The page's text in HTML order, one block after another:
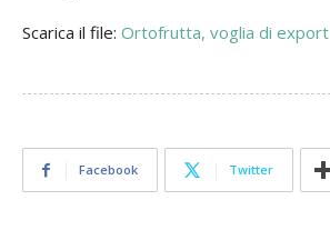
Scarica il file: Ortofrutta, voglia di export
Facebook Twitter